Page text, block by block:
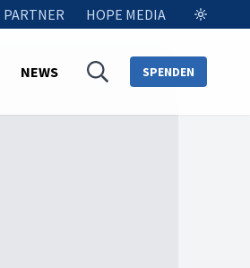
PARTNER HOPE MEDIA
NEWS SPENDEN